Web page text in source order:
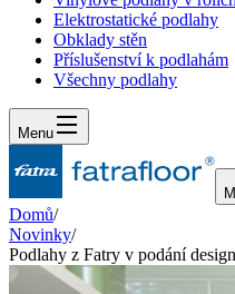
Elektrostatické podlahy
Obklady stěn
Příslušenství k podlahám
Všechny podlahy
Menu
Domů/
Novinky/
Podlahy z Fatry v podání